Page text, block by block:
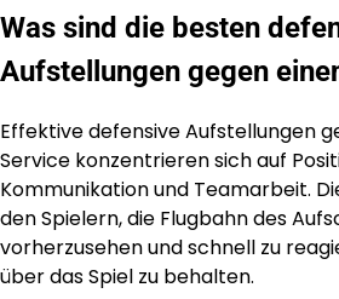
Was sind die besten
Aufstellungen gegen
Effektive defensive Aufstellungen
Service konzentrieren sich auf
Kommunikation und Teamarbeit.
den Spielern, die Flugbahn des
vorherzusehen und schnell zu
über das Spiel zu behalten.